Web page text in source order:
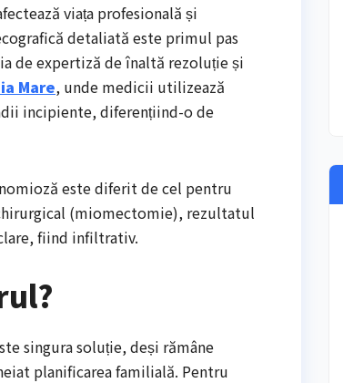
viața profesională și
detaliată este primul pas
de expertiză de înaltă rezoluție și
Mare, unde medicii utilizează
incipiente, diferențiind-o de
este diferit de cel pentru
(miomectomie), rezultatul
fiind infiltrativ.
singura soluție, deși rămâne
planificarea familială. Pentru